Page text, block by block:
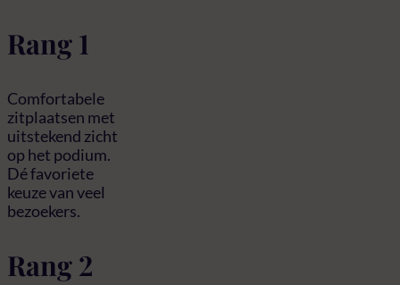
Rang 1
Comfortabele
zitplaatsen met
uitstekend zicht
op het podium.
Dé favoriete
keuze van veel
bezoekers.
Rang 2